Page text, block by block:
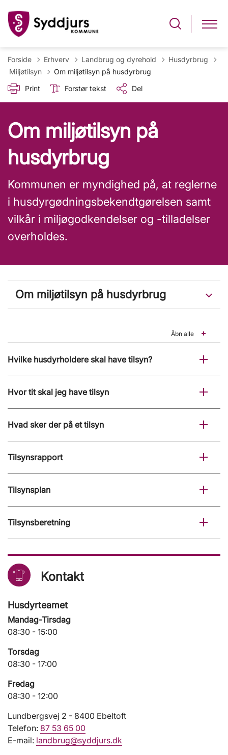
Forside Erhverv Landbrug og dyrehold
Husdyrbrug
Tilbage til
Miljøtilsyn
Om miljøtilsyn på husdyrbrug
Print
Forstør tekst Del
Om miljøtilsyn på
husdyrbrug
Kommunen er myndighed på, at reglerne
i husdyrgødningsbekendtgørelsen samt
vilkår i miljøgodkendelser og -tilladelser
overholdes.
Om miljøtilsyn på husdyrbrug
Åbn alle
Hvilke husdyrholdere skal have tilsyn?
Hvor tit skal jeg have tilsyn
Hvad sker der på et tilsyn
Tilsynsrapport
Tilsynsplan
Tilsynsberetning
Kontakt
Husdyrteamet
Mandag-Tirsdag
08:30 - 15:00
Torsdag
08:30 - 17:00
Fredag
08:30 - 12:00
Lundbergsvej 2 - 8400 Ebeltoft
Telefon: 87 53 65 00
E-mail: landbrug@syddjurs.dk